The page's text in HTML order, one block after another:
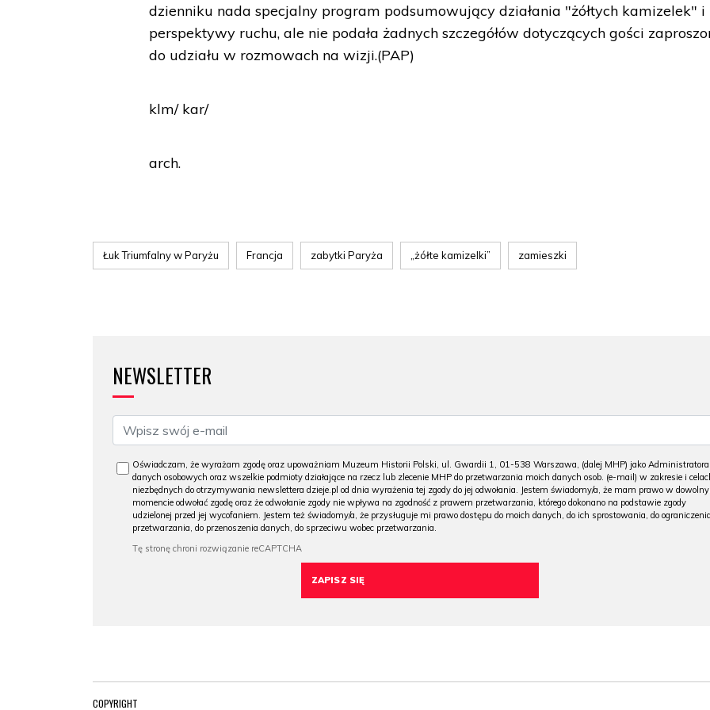
dzienniku nada specjalny program podsumowujący działania "żółtych kamizelek" i
perspektywy ruchu, ale nie podała żadnych szczegółów dotyczących gości
do udziału w rozmowach na wizji.(PAP)
klm/ kar/
arch.
Łuk Triumfalny w Paryżu Francja zabytki Paryża „żółte kamizelki” zamieszki
NEWSLETTER
Oświadczam, że wyrażam zgodę oraz upoważniam Muzeum Historii Polski, ul. Gwardii 1, 01-538 Warszawa, (dalej MHP) jako Administratora
danych osobowych oraz wszelkie podmioty działające na rzecz lub zlecenie MHP do przetwarzania moich danych osob. (e-mail) w zakresie i
niezbędnych do otrzymywania newslettera dzieje.pl od dnia wyrażenia tej zgody do jej odwołania. Jestem świadomy/a, że mam prawo w
momencie odwołać zgodę oraz że odwołanie zgody nie wpływa na zgodność z prawem przetwarzania, którego dokonano na podstawie zgody
udzielonej przed jej wycofaniem. Jestem też świadomy/a, że przysługuje mi prawo dostępu do moich danych, do ich sprostowania, do ograniczenia
przetwarzania, do przenoszenia danych, do sprzeciwu wobec przetwarzania.
COPYRIGHT